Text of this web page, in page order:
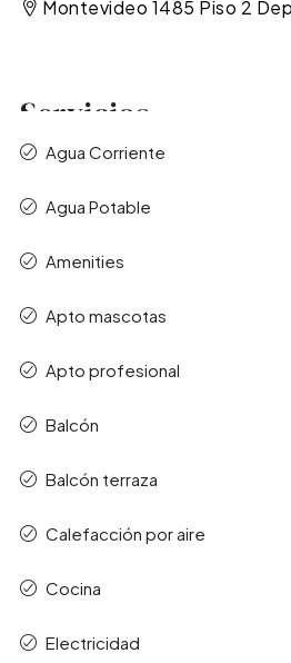
Montevideo 1485 Piso 2
Servicios
Agua Corriente
Agua Potable
Amenities
Apto mascotas
Apto profesional
Balcón
Balcón terraza
Calefacción por aire
Cocina
Electricidad